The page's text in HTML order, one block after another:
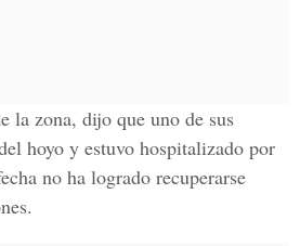
la zona, dijo que uno de sus
hoyo y estuvo hospitalizado por
no ha logrado recuperarse